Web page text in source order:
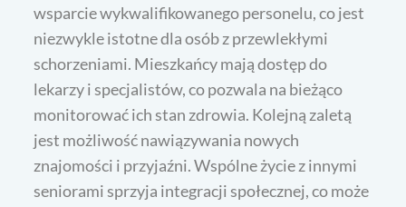
wsparcie wykwalifikowanego personelu, co jest
niezwykle istotne dla osób z przewlekłymi
schorzeniami. Mieszkańcy mają dostęp do
lekarzy i specjalistów, co pozwala na bieżąco
monitorować ich stan zdrowia. Kolejną zaletą
jest możliwość nawiązywania nowych
znajomości i przyjaźni. Wspólne życie z innymi
seniorami sprzyja integracji społecznej, co może